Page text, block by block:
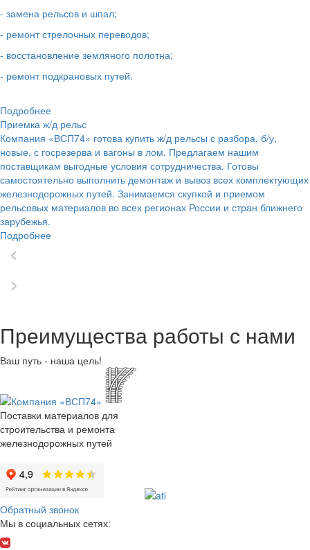
- замена рельсов и шпал;
- ремонт стрелочных переводов;
- восстановление земляного полотна;
- ремонт подкрановых путей.
Подробнее
Приемка ж/д рельс
Компания «ВСП74» готова купить ж/д рельсы с разбора, б/у,
новые, с госрезерва и вагоны в лом. Предлагаем нашим
поставщикам выгодные условия сотрудничества. Готовы
самостоятельно выполнить демонтаж и вывоз всех комплектующих
железнодорожных путей. Занимаемся скупкой и приемом
рельсовых материалов во всех регионах России и стран ближнего
зарубежья.
Подробнее
Преимущества работы с нами
Ваш путь - наша цель!
Поставки материалов для
строительства и ремонта
железнодорожных путей
Обратный звонок
Мы в социальных сетях: